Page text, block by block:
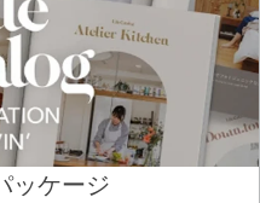
ッケージ